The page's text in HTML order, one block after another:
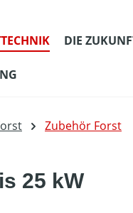
DIE
Zubehör Forst
25 kW